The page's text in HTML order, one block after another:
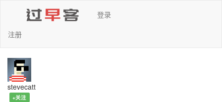
登录
注册
stevecatt
+关注